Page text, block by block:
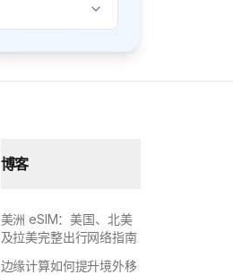
博客
美洲 eSIM：美国、北美
及拉美完整出行网络指南
边缘计算如何提升境外移